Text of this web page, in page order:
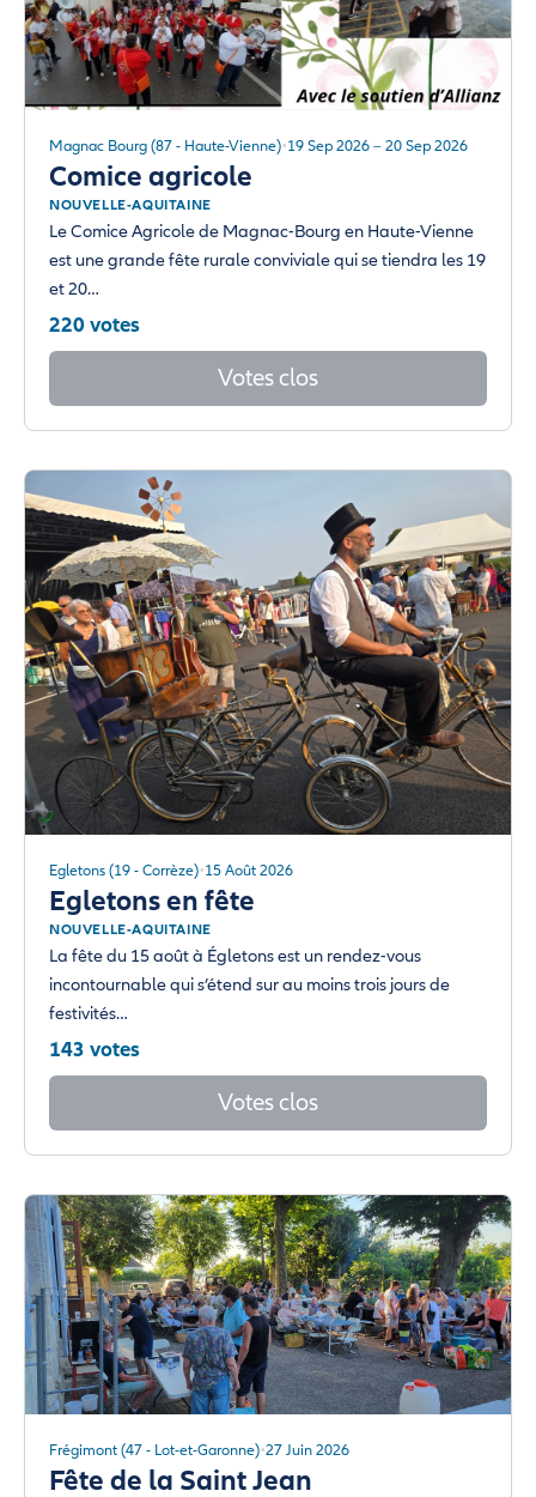
Magnac Bourg (87 - Haute-Vienne) 19 Sep 2026 – 20 Sep 2026
Comice agricole
NOUVELLE-AQUITAINE
Le Comice Agricole de Magnac-Bourg en Haute-Vienne
est une grande fête rurale conviviale qui se tiendra les 19
et 20…
220 votes
Votes clos
Egletons (19 - Corrèze) 15 Août 2026
Egletons en fête
NOUVELLE-AQUITAINE
La fête du 15 août à Égletons est un rendez-vous
incontournable qui s’étend sur au moins trois jours de
festivités…
143 votes
Votes clos
Frégimont (47 - Lot-et-Garonne) 27 Juin 2026
Fête de la Saint Jean